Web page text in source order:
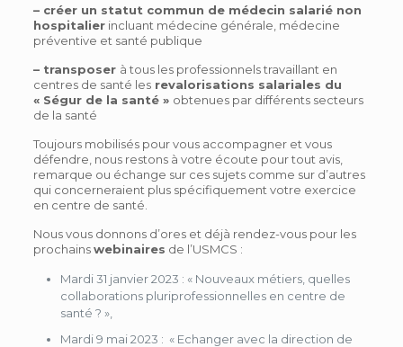
– créer un statut commun de médecin salarié non
hospitalierincluant médecine générale, médecine
préventive et santé publique
– transposer à tous les professionnels travaillant en
centres de santé lesrevalorisations salariales du
« Ségur de la santé » obtenues par différents secteurs
de la santé
Toujours mobilisés pour vous accompagner et vous
défendre, nous restons à votre écoute pour tout avis,
remarque ou échange sur ces sujets comme sur d’autres
qui concerneraient plus spécifiquement votre exercice
en centre de santé.
Nous vous donnons d’ores et déjà rendez-vous pour les
prochainswebinaires de l’USMCS :
Mardi 31 janvier 2023 : « Nouveaux métiers, quelles
collaborations pluriprofessionnelles en centre de
santé ? »,
Mardi 9 mai 2023 : « Echanger avec la direction de